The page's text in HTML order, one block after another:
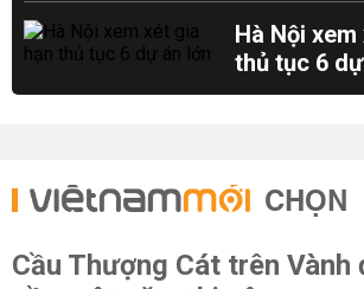
Hà Nội
thủ tục 6
CHỌN
Cầu Thượng Cát trên Vành